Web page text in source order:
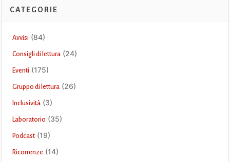
CATEGORIE
Avvisi (84)
Consigli di lettura (24)
Eventi (175)
Gruppo di lettura (26)
Inclusività (3)
Laboratorio (35)
Podcast (19)
Ricorrenze (14)